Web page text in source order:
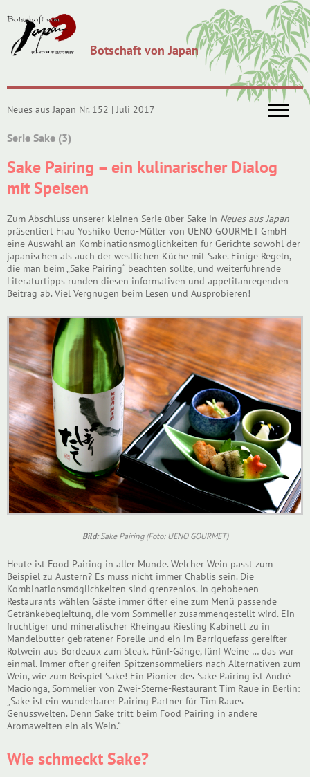
Botschaft von Japan
Neues aus Japan Nr. 152 | Juli 2017
Serie Sake (3)
Sake Pairing – ein kulinarischer Dialog
mit Speisen
Zum Abschluss unserer kleinen Serie über Sake in Neues aus Japan
präsentiert Frau Yoshiko Ueno-Müller von UENO GOURMET GmbH
eine Auswahl an Kombinationsmöglichkeiten für Gerichte sowohl der
japanischen als auch der westlichen Küche mit Sake. Einige Regeln,
die man beim „Sake Pairing“ beachten sollte, und weiterführende
Literaturtipps runden diesen informativen und appetitanregenden
Beitrag ab. Viel Vergnügen beim Lesen und Ausprobieren!
Bild:Sake Pairing (Foto: UENO GOURMET)
Heute ist Food Pairing in aller Munde. Welcher Wein passt zum
Beispiel zu Austern? Es muss nicht immer Chablis sein. Die
Kombinationsmöglichkeiten sind grenzenlos. In gehobenen
Restaurants wählen Gäste immer öfter eine zum Menü passende
Getränkebegleitung, die vom Sommelier zusammengestellt wird. Ein
fruchtiger und mineralischer Rheingau Riesling Kabinett zu in
Mandelbutter gebratener Forelle und ein im Barriquefass gereifter
Rotwein aus Bordeaux zum Steak. Fünf-Gänge, fünf Weine … das war
einmal. Immer öfter greifen Spitzensommeliers nach Alternativen zum
Wein, wie zum Beispiel Sake! Ein Pionier des Sake Pairing ist André
Macionga, Sommelier von Zwei-Sterne-Restaurant Tim Raue in Berlin:
„Sake ist ein wunderbarer Pairing Partner für Tim Raues
Genusswelten. Denn Sake tritt beim Food Pairing in andere
Aromawelten ein als Wein.“
Wie schmeckt Sake?